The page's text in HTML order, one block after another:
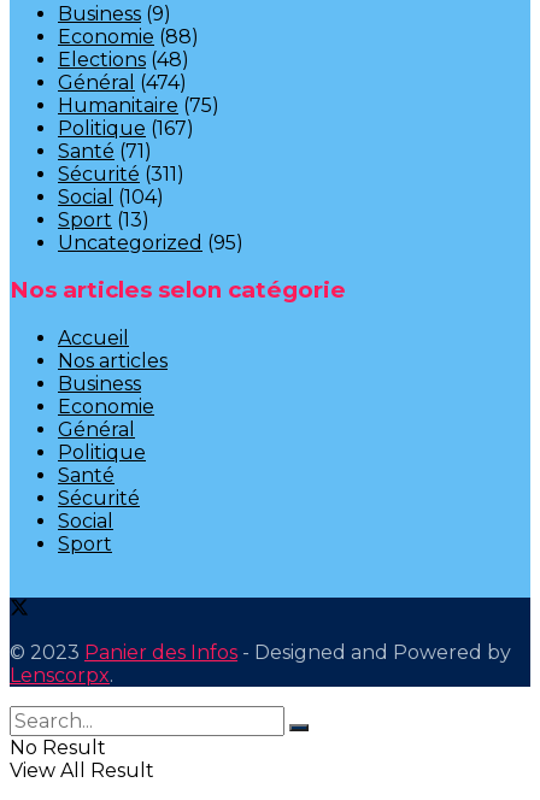
Business (9)
Economie (88)
Elections (48)
Général (474)
Humanitaire (75)
Politique (167)
Santé (71)
Sécurité (311)
Social (104)
Sport (13)
Uncategorized (95)
Nos articles selon catégorie
Accueil
Nos articles
Business
Economie
Général
Politique
Santé
Sécurité
Social
Sport
© 2023 Panier des Infos - Designed and Powered by
Lenscorpx.
No Result
View All Result